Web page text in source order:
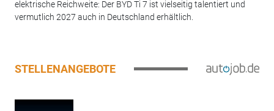
elektrische Reichweite: Der BYD Ti 7 ist vielseitig talentiert und
vermutlich 2027 auch in Deutschland erhältlich.
STELLENANGEBOTE